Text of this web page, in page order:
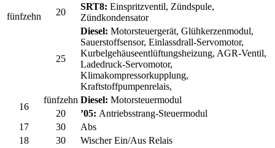
fünfzehn
20
SRT8: Einspritzventil, Zündspule,
Zündkondensator
25
Diesel: Motorsteuergerät, Glühkerzenmodul,
Sauerstoffsensor, Einlassdrall-Servomotor,
Kurbelgehäuseentlüftungsheizung, AGR-Ventil,
Ladedruck-Servomotor,
Klimakompressorkupplung,
Kraftstoffpumpenrelais,
16
fünfzehn Diesel: Motorsteuermodul
20
’05: Antriebsstrang-Steuermodul
17
30
Abs
18
30 Wischer Ein/Aus Relais